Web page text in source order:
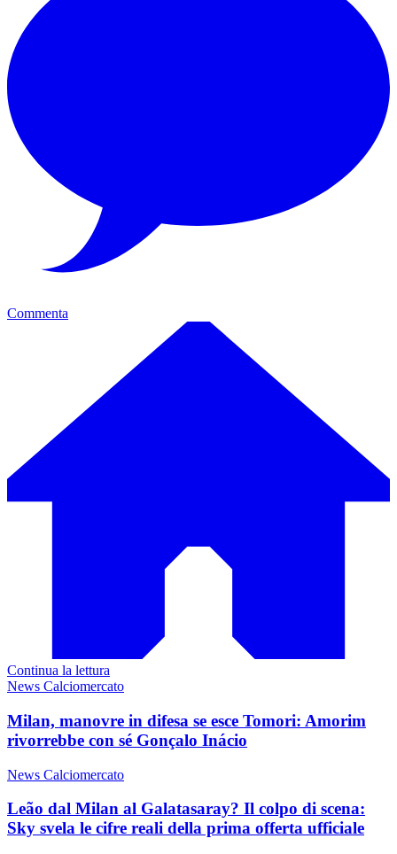
Commenta
Continua la lettura
News Calciomercato
Milan, manovre in difesa se esce Tomori: Amorim
rivorrebbe con sé Gonçalo Inácio
News Calciomercato
Leão dal Milan al Galatasaray? Il colpo di scena:
Sky svela le cifre reali della prima offerta ufficiale